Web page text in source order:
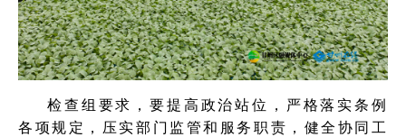
检查组要求，要提高政治站位，严格落实条例
各项规定，压实部门监管和服务职责，健全协同工